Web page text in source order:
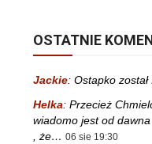
OSTATNIE
Jackie: Ostapko
Helka: Przecież
wiadomo jest od
, że… 06 sie 19:30